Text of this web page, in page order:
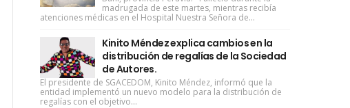
madrugada de este martes, mientras recibía
atenciones médicas en el Hospital Nuestra Señora de...
Kinito Méndez explica cambios en la
distribución de regalías de la Sociedad
de Autores.
El presidente de SGACEDOM, Kinito Méndez, informó que la
entidad implementó un nuevo modelo para la distribución de
regalías con el objetivo...